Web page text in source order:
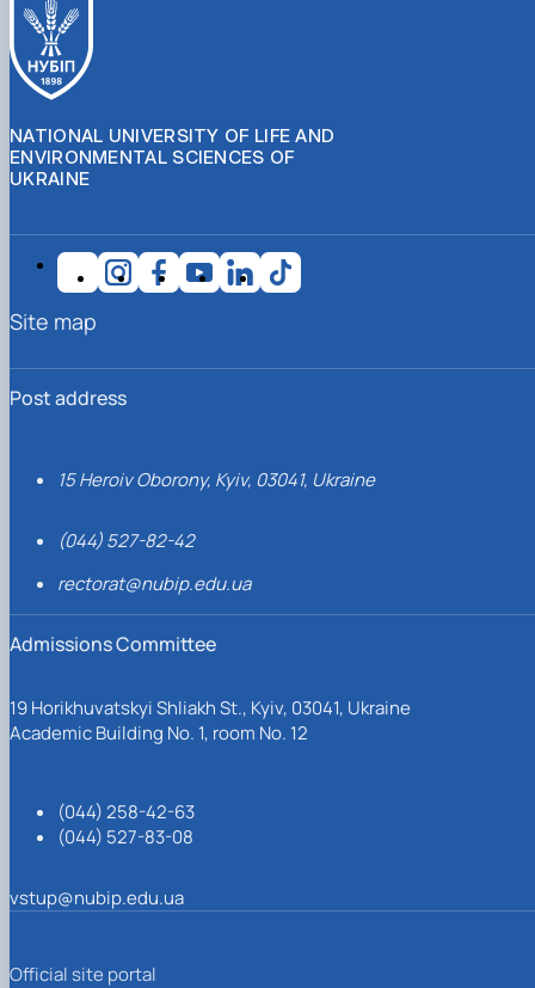
NATIONAL UNIVERSITY OF LIFE AND
ENVIRONMENTAL SCIENCES OF
UKRAINE
Post address
15 Heroiv Oborony, Kyiv, 03041, Ukraine
(044) 527-82-42
rectorat@nubip.edu.ua
Admissions Committee
19 Horikhuvatskyi Shliakh St., Kyiv, 03041, Ukraine
Academic Building No. 1, room No. 12
(044) 258-42-63
(044) 527-83-08
vstup@nubip.edu.ua
Site map
Official site portal